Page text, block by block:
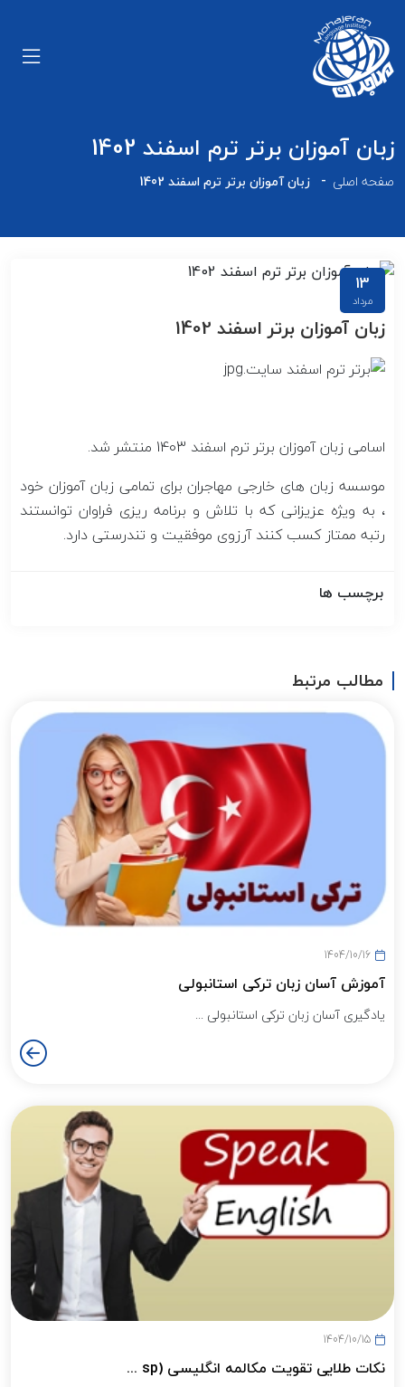
زبان آموزان برتر ترم اسفند 1402
صفحه اصلی زبان آموزان برتر ترم اسفند 1402
13
مرداد
اخبار
زبان آموزان برتر اسفند 1402
اسامی زبان آموزان برتر ترم اسفند 1403 منتشر شد.
موسسه زبان های خارجی مهاجران برای تمامی زبان آموزان خود
، به ویژه عزیزانی که با تلاش و برنامه ریزی فراوان توانستند
رتبه ممتاز کسب کنند آرزوی موفقیت و تندرستی دارد.
برچسب ها
مطالب مرتبط
1404/10/16
آموزش آسان زبان ترکی استانبولی
یادگیری آسان زبان ترکی استانبولی ...
1404/10/15
نکات طلایی تقویت مکالمه انگلیسی (sp ...